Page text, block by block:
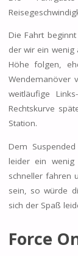
Die Fahrt
der wir ein wenig
Höhe folgen,
Wendemanöver
weitläufige
Rechtskurve
Station.
Dem
leider ein wenig
schneller fahren
sein, so würde
sich der Spaß
Force